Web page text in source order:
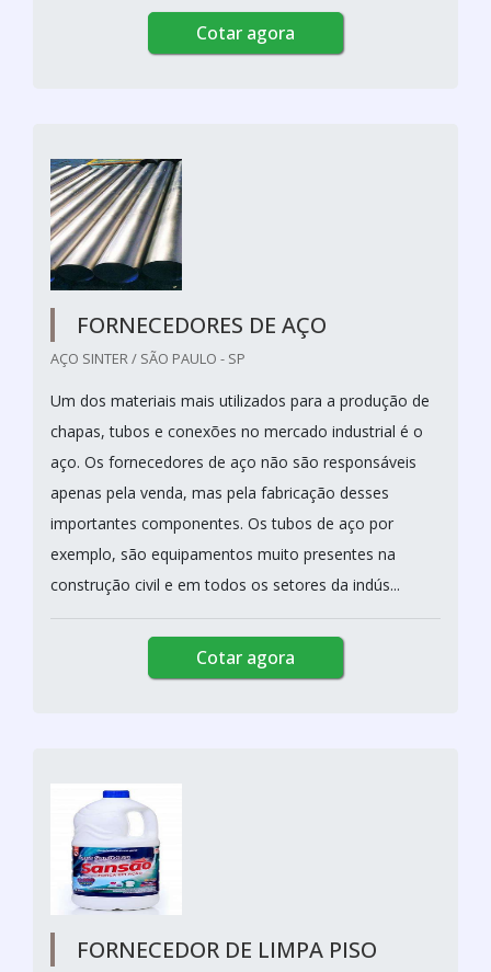
Cotar agora
FORNECEDORES DE AÇO
AÇO SINTER / SÃO PAULO - SP
Um dos materiais mais utilizados para a produção de
chapas, tubos e conexões no mercado industrial é o
aço. Os fornecedores de aço não são responsáveis
apenas pela venda, mas pela fabricação desses
importantes componentes. Os tubos de aço por
exemplo, são equipamentos muito presentes na
construção civil e em todos os setores da indús...
Cotar agora
FORNECEDOR DE LIMPA PISO